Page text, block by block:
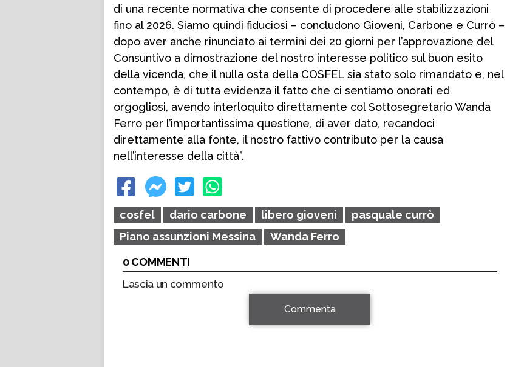
di una recente normativa che consente di procedere alle stabilizzazioni
fino al 2026. Siamo quindi fiduciosi – concludono Gioveni, Carbone e Currò –
dopo aver anche rinunciato ai termini dei 20 giorni per l’approvazione del
Consuntivo a dimostrazione del nostro interesse politico sul buon esito
della vicenda, che il nulla osta della COSFEL sia stato solo rimandato e, nel
contempo, è di tutta evidenza il fatto che ci sentiamo onorati ed
orgogliosi, avendo interloquito direttamente col Sottosegretario Wanda
Ferro per l’importantissima questione, di aver dato, recandoci
direttamente alla fonte, il nostro fattivo contributo per la causa
nell’interesse della città”.
cosfel dario carbone libero gioveni
pasquale currò
Piano assunzioni Messina
Wanda Ferro
0 COMMENTI
Lascia un commento
Commenta